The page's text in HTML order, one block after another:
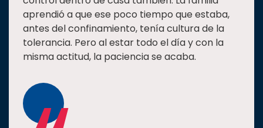
aprendió a que ese poco tiempo que estaba,
antes del confinamiento, tenía cultura de la
tolerancia. Pero al estar todo el día y con la
misma actitud, la paciencia se acaba.